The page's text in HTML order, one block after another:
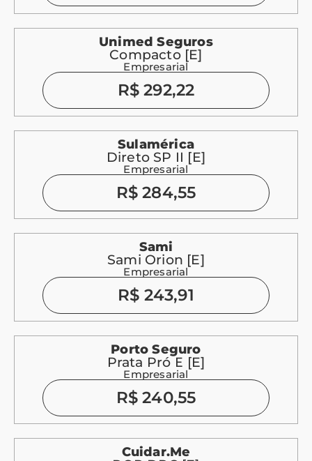
Unimed Seguros
Compacto [E]
Empresarial
R$ 292,22
Sulamérica
Direto SP II [E]
Empresarial
R$ 284,55
Sami
Sami Orion [E]
Empresarial
R$ 243,91
Porto Seguro
Prata Pró E [E]
Empresarial
R$ 240,55
Cuidar.me